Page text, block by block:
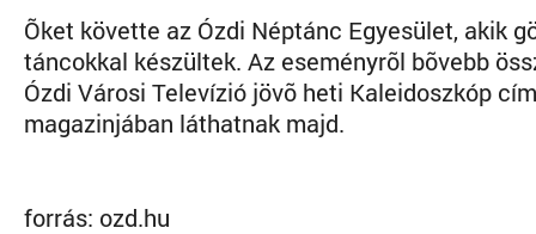
Õket követte az Ózdi Néptánc Egyesület, akik
táncokkal készültek. Az eseményrõl bõvebb
Ózdi Városi Televízió jövõ heti Kaleidoszkóp
magazinjában láthatnak majd.
forrás: ozd.hu